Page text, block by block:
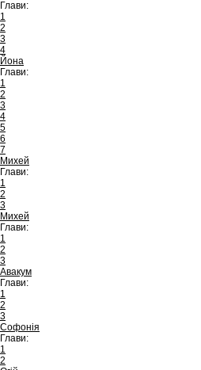
Глави:
1
2
3
4
Йона
Глави:
1
2
3
4
5
6
7
Михей
Глави:
1
2
3
Михей
Глави:
1
2
3
Авакум
Глави:
1
2
3
Софонія
Глави:
1
2